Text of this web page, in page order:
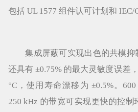
包括 UL 1577 组件认可计划和 IEC/
集成屏蔽可实现出色的共模抑
还具有 ±0.75% 的最大灵敏度误差
°C，使用寿命漂移为 ±0.5%。
250 kHz 的带宽可实现更快的控制